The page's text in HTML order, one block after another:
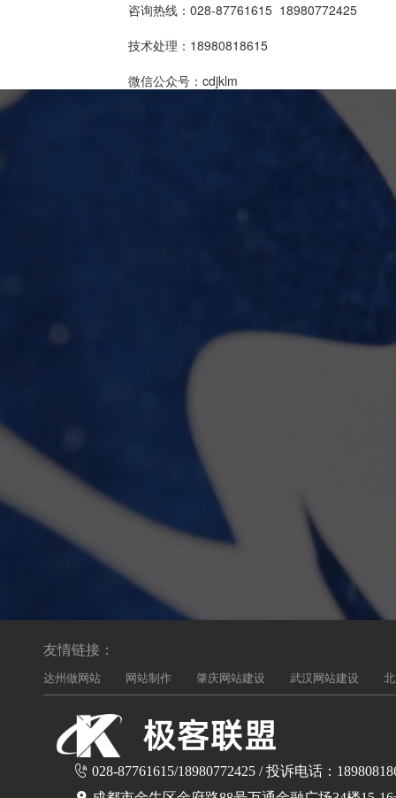
咨询热线：028-87761615 18980772425
技术处理：18980818615
微信公众号：cdjklm
友情链接：
达州做网站 网站制作 肇庆网站建设 武汉网站建设
028-87761615/18980772425 / 投诉电话：